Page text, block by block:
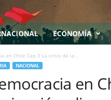
ECONOMÍA
en Chile Cap.3 La crisis de la...
NACIONAL
en